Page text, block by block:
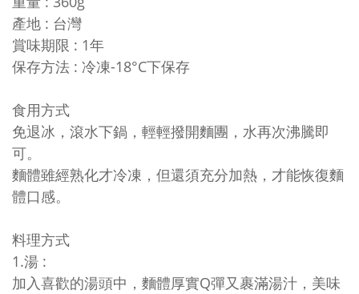
產地 : 台灣
賞味期限 : 1年
保存方法 : 冷凍-18°C下保存
食用方式
免退冰，滾水下鍋，輕輕撥開麵團，水再次沸騰即
可。
麵體雖經熟化才冷凍，但還須充分加熱，才能恢復麵
體口感。
料理方式
1.湯 :
加入喜歡的湯頭中，麵體厚實Q彈又裹滿湯汁，美味